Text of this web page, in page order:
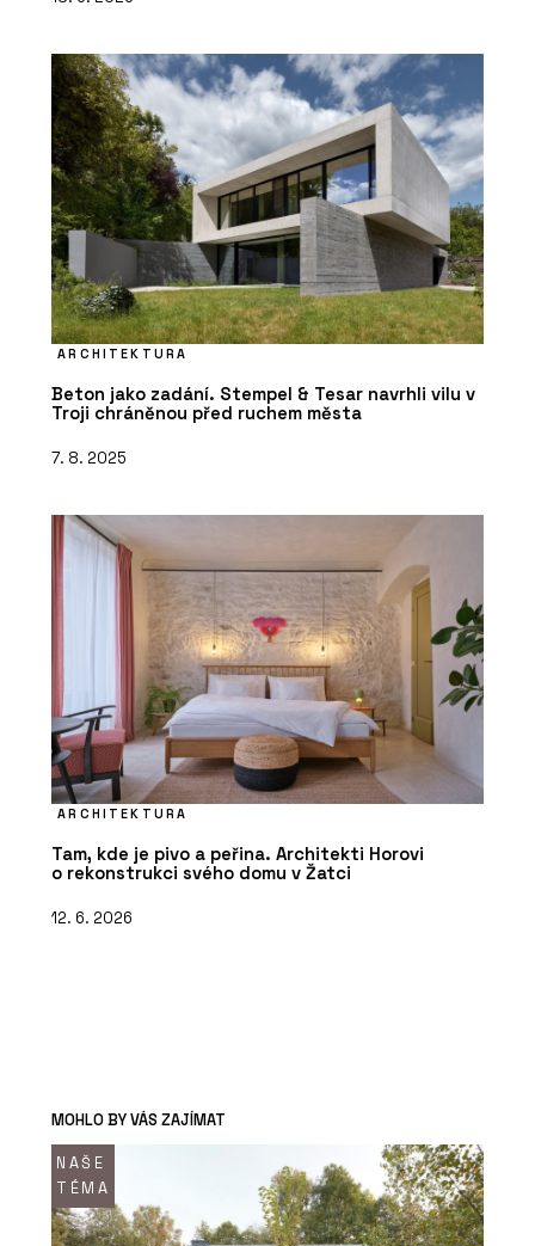
ARCHITEKTURA
Beton jako zadání. Stempel & Tesar navrhli vilu v
Troji chráněnou před ruchem města
7. 8. 2025
ARCHITEKTURA
Tam, kde je pivo a peřina. Architekti Horovi
o rekonstrukci svého domu v Žatci
12. 6. 2026
MOHLO BY VÁS ZAJÍMAT
NAŠE
TÉMA